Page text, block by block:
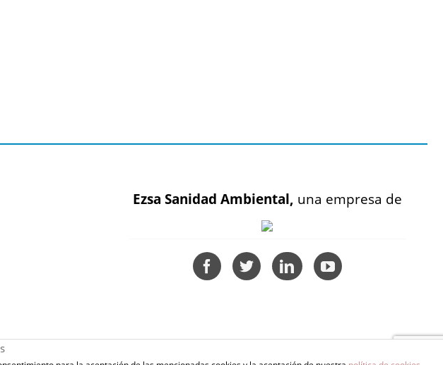
Ezsa Sanidad Ambiental, una empresa de